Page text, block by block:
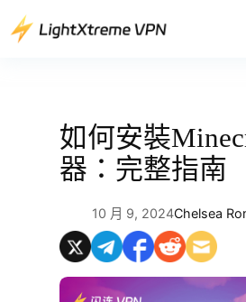
至
如何安裝
器：完整指南
10 月 9, 2024Chelsea